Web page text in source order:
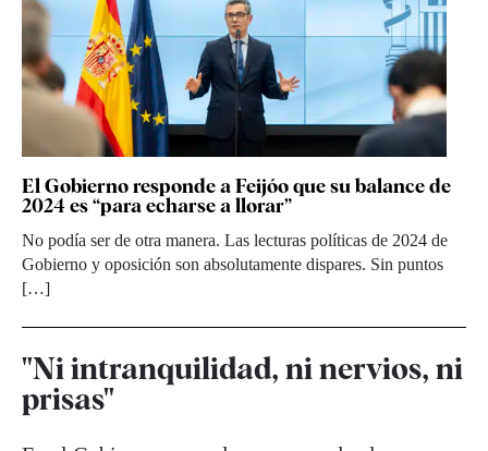
El Gobierno responde a Feijóo que su balance de
2024 es “para echarse a llorar”
No podía ser de otra manera. Las lecturas políticas de 2024 de
Gobierno y oposición son absolutamente dispares. Sin puntos
[…]
"Ni intranquilidad, ni nervios, ni
prisas"